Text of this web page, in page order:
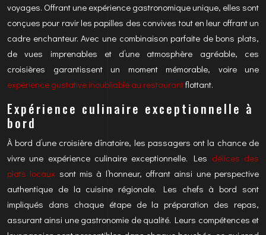
voyages. Offrant une expérience gastronomique unique, elles sont
conçues pour ravir les papilles des convives tout en leur offrant un
cadre enchanteur. Avec une combinaison parfaite de bons plats,
de vues imprenables et d’une atmosphère agréable, ces
croisières garantissent un moment mémorable, voire une
expérience gustative inoubliable au restaurantflottant.
Expérience culinaire exceptionnelle à
bord
À bord d’une croisière dînatoire, les passagers ont la chance de
vivre une expérience culinaire exceptionnelle. Les délices des
plats locaux sont mis à l’honneur, offrant ainsi une perspective
authentique de la cuisine régionale. Les chefs à bord sont
impliqués dans chaque étape de la préparation des repas,
assurant ainsi une gastronomie de qualité. Leurs compétences et